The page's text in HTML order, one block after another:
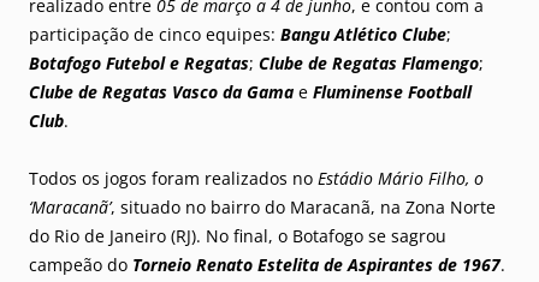
realizado entre 05 de março a 4 de junho, e contou com a
participação de cinco equipes: Bangu Atlético Clube;
Botafogo Futebol e Regatas; Clube de Regatas Flamengo;
Clube de Regatas Vasco da Gama e Fluminense Football
Club.
Todos os jogos foram realizados no Estádio Mário Filho, o
‘Maracanã’, situado no bairro do Maracanã, na Zona Norte
do Rio de Janeiro (RJ). No final, o Botafogo se sagrou
campeão do Torneio Renato Estelita de Aspirantes de 1967.